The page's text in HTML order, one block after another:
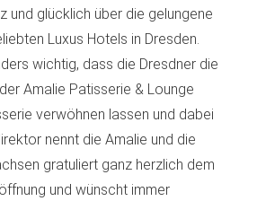
und glücklich über die gelungene
Luxus Hotels in Dresden.
wichtig, dass die Dresdner die
Amalie Patisserie & Lounge
verwöhnen lassen und dabei
nennt die Amalie und die
gratuliert ganz herzlich dem
und wünscht immer